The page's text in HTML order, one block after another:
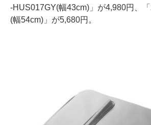
-HUS017GY(幅43cm)」が4,980円、
(幅54cm)」が5,680円。